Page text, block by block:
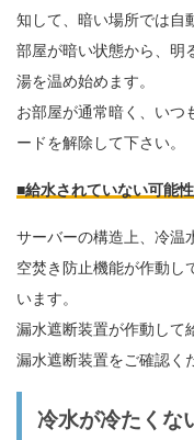
知して、暗い場所では自
部屋が暗い状態から、明
湯を温め始めます。
お部屋が通常暗く、いつ
ードを解除して下さい。
■給水されていない可能
サーバーの構造上、冷温
空焚き防止機能が作動し
います。
漏水遮断装置が作動して
漏水遮断装置をご確認く
冷水が冷たくな